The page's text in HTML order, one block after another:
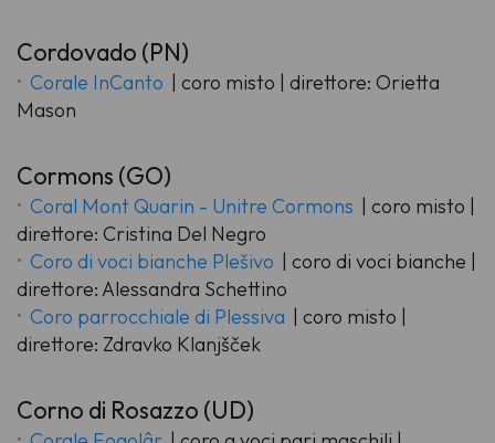
Cordovado (PN)
Corale InCanto | coro misto | direttore: Orietta
Mason
Cormons (GO)
Coral Mont Quarin - Unitre Cormons | coro misto |
direttore: Cristina Del Negro
Coro di voci bianche Plešivo | coro di voci bianche |
direttore: Alessandra Schettino
Coro parrocchiale di Plessiva | coro misto |
direttore: Zdravko Klanjšček
Corno di Rosazzo (UD)